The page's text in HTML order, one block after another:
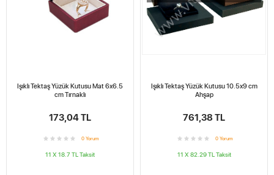
Işıklı Tektaş Yüzük Kutusu Mat 6x6.5
cm Tırnaklı
173,04 TL
0 Yorum
11 X 18.7 TL Taksit
Işıklı Tektaş Yüzük Kutusu 10.5x9 cm
Ahşap
761,38 TL
0 Yorum
11 X 82.29 TL Taksit